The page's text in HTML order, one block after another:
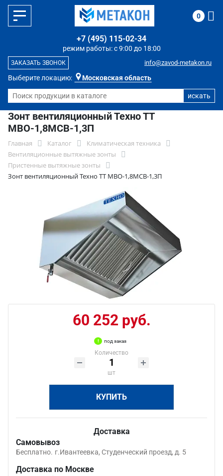
Выберите локацию: Московская область
режим работы: с 9:00 до 18:00
+7 (495) 115-02-34
info@zavod-metakon.ru
ЗАКАЗАТЬ ЗВОНОК
0
Зонт вентиляционный Техно ТТ
МВО-1,8МСВ-1,3П
Главная Каталог
Климатическая техника
Вентиляционные вытяжные зонты
Пристенные вытяжные зонты
Зонт вентиляционный Техно ТТ МВО-1,8МСВ-1,3П
60 252 руб.
под заказ
Количество
шт
КУПИТЬ
Доставка
Самовывоз
Бесплатно. г.Ивантеевка, Студенческий проезд, д. 5
Доставка по Москве